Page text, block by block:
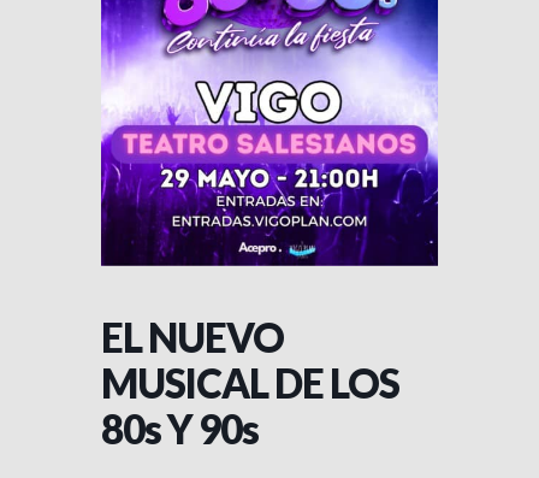
EL NUEVO
MUSICAL DE LOS
80s Y 90s